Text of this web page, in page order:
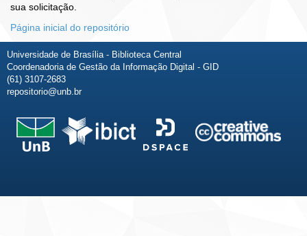
sua solicitação.
Página inicial do repositório
Universidade de Brasília - Biblioteca Central
Coordenadoria de Gestão da Informação Digital - GID
(61) 3107-2683
repositorio@unb.br